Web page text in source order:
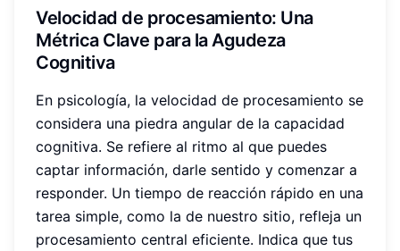
Velocidad de procesamiento: Una
Métrica Clave para la Agudeza
Cognitiva
En psicología, la velocidad de procesamiento se
considera una piedra angular de la capacidad
cognitiva. Se refiere al ritmo al que puedes
captar información, darle sentido y comenzar a
responder. Un tiempo de reacción rápido en una
tarea simple, como la de nuestro sitio, refleja un
procesamiento central eficiente. Indica que tus